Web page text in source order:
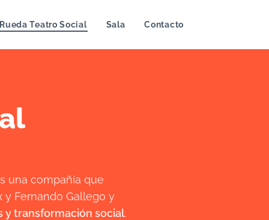
Teatro Social Sala Contacto
una compañía que
y Fernando Gallego y
y transformación social.